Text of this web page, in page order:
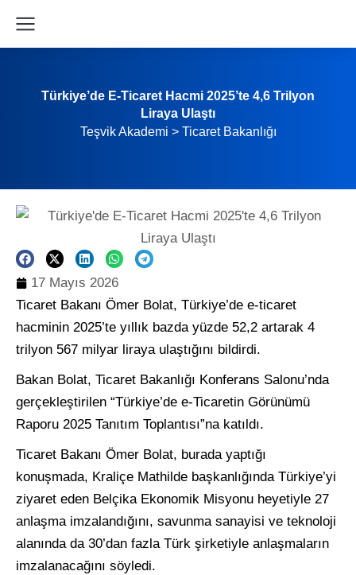
Türkiye’de E-Ticaret Hacmi 2025’te 4,6 Trilyon
Liraya Ulaştı
Teşvik Akademi > Ticaret Bakanlığı
17 Mayıs 2026
Ticaret Bakanı Ömer Bolat, Türkiye’de e-ticaret
hacminin 2025’te yıllık bazda yüzde 52,2 artarak 4
trilyon 567 milyar liraya ulaştığını bildirdi.
Bakan Bolat, Ticaret Bakanlığı Konferans Salonu’nda
gerçekleştirilen “Türkiye’de e-Ticaretin Görünümü
Raporu 2025 Tanıtım Toplantısı”na katıldı.
Ticaret Bakanı Ömer Bolat, burada yaptığı
konuşmada, Kraliçe Mathilde başkanlığında Türkiye’yi
ziyaret eden Belçika Ekonomik Misyonu heyetiyle 27
anlaşma imzalandığını, savunma sanayisi ve teknoloji
alanında da 30’dan fazla Türk şirketiyle anlaşmaların
imzalanacağını söyledi.